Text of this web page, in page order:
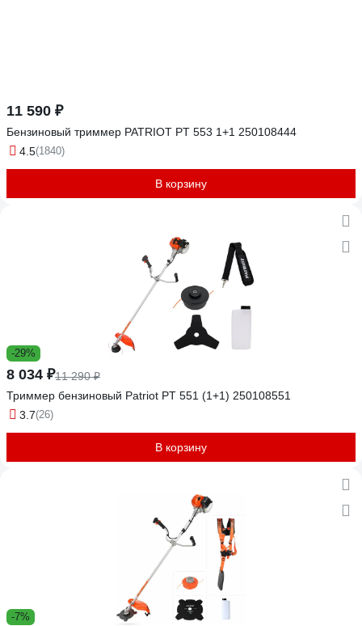
11 590 ₽
Бензиновый триммер PATRIOT PT 553 1+1 250108444
4.5(1840)
В корзину
-29%
8 034 ₽11 290 ₽
Триммер бензиновый Patriot PT 551 (1+1) 250108551
3.7(26)
В корзину
-7%